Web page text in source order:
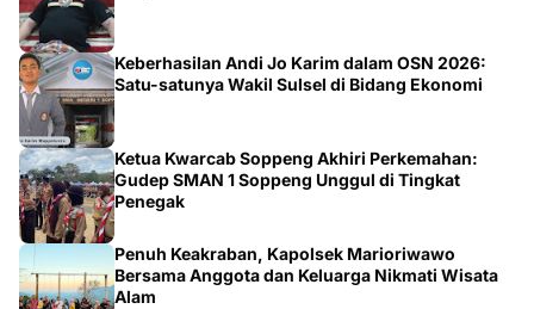
Keberhasilan Andi Jo Karim dalam OSN 2026:
Satu-satunya Wakil Sulsel di Bidang Ekonomi
Ketua Kwarcab Soppeng Akhiri Perkemahan:
Gudep SMAN 1 Soppeng Unggul di Tingkat
Penegak
Penuh Keakraban, Kapolsek Marioriwawo
Bersama Anggota dan Keluarga Nikmati Wisata
Alam